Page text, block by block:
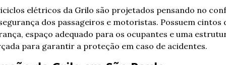
elétricos da Grilo são projetados pensando no
dos passageiros e motoristas. Possuem cintos
espaço adequado para os ocupantes e uma
para garantir a proteção em caso de acidentes.